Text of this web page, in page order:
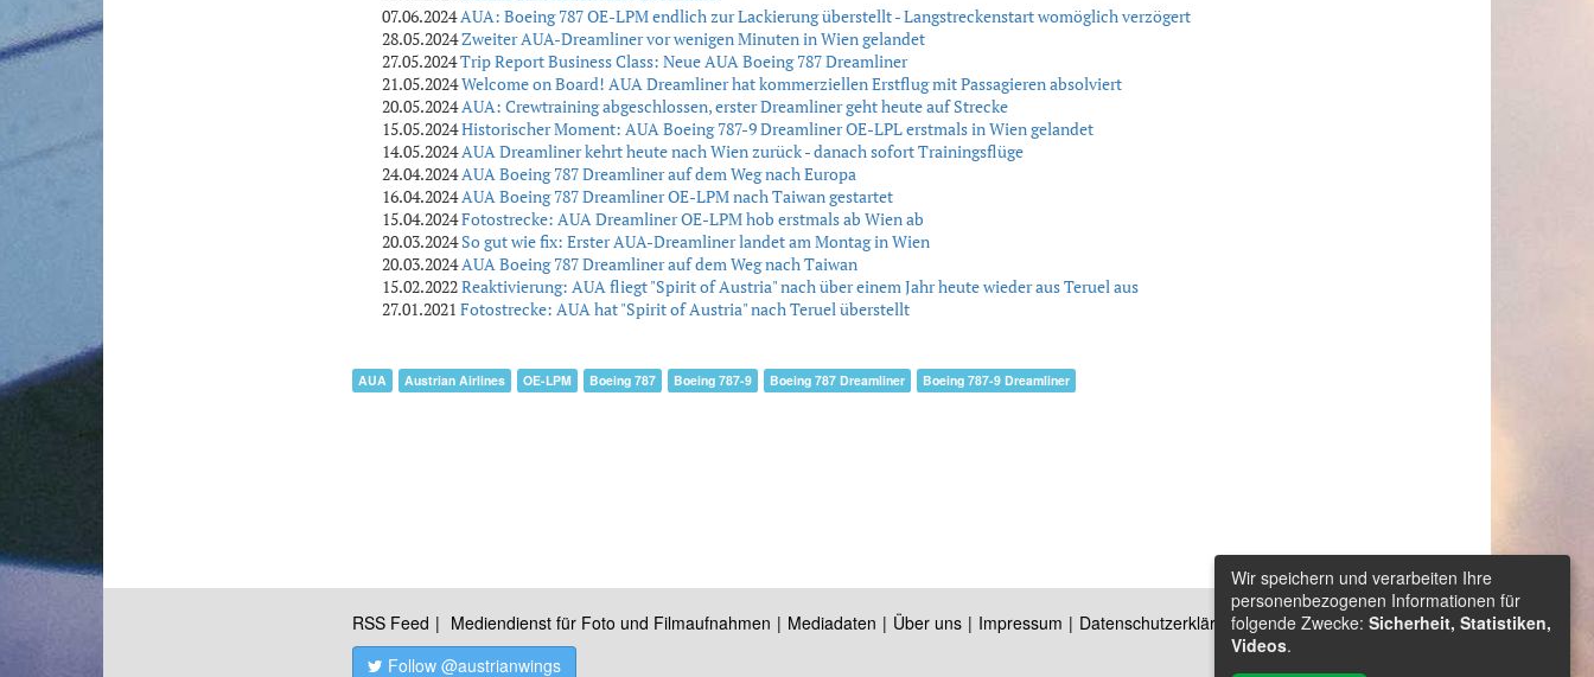
07.06.2024AUA: Boeing 787 OE-LPM endlich zur Lackierung überstellt - Langstreckenstart womöglich verzögert
28.05.2024Zweiter AUA-Dreamliner vor wenigen Minuten in Wien gelandet
27.05.2024Trip Report Business Class: Neue AUA Boeing 787 Dreamliner
21.05.2024Welcome on Board! AUA Dreamliner hat kommerziellen Erstflug mit Passagieren absolviert
20.05.2024AUA: Crewtraining abgeschlossen, erster Dreamliner geht heute auf Strecke
15.05.2024Historischer Moment: AUA Boeing 787-9 Dreamliner OE-LPL erstmals in Wien gelandet
14.05.2024AUA Dreamliner kehrt heute nach Wien zurück - danach sofort Trainingsflüge
24.04.2024AUA Boeing 787 Dreamliner auf dem Weg nach Europa
16.04.2024AUA Boeing 787 Dreamliner OE-LPM nach Taiwan gestartet
15.04.2024Fotostrecke: AUA Dreamliner OE-LPM hob erstmals ab Wien ab
20.03.2024So gut wie fix: Erster AUA-Dreamliner landet am Montag in Wien
20.03.2024AUA Boeing 787 Dreamliner auf dem Weg nach Taiwan
15.02.2022Reaktivierung: AUA fliegt "Spirit of Austria" nach über einem Jahr heute wieder aus Teruel aus
27.01.2021 Fotostrecke: AUA hat "Spirit of Austria" nach Teruel überstellt
AUA Austrian Airlines OE-LPM Boeing 787 Boeing 787-9 Boeing 787 Dreamliner Boeing 787-9 Dreamliner
RSS Feed Mediendienst für Foto und Filmaufnahmen Mediadaten Über uns Impressum Datenschutzerklärung
Kontakt
Follow @austrianwings
Wir speichern und verarbeiten Ihre
personenbezogenen Informationen für
folgende Zwecke: Sicherheit, Statistiken,
Videos.